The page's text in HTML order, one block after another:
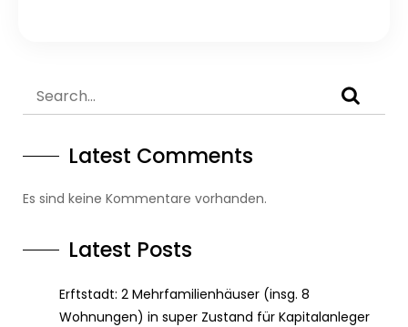
Latest Comments
Es sind keine Kommentare vorhanden.
Latest Posts
Erftstadt: 2 Mehrfamilienhäuser (insg. 8
Wohnungen) in super Zustand für Kapitalanleger